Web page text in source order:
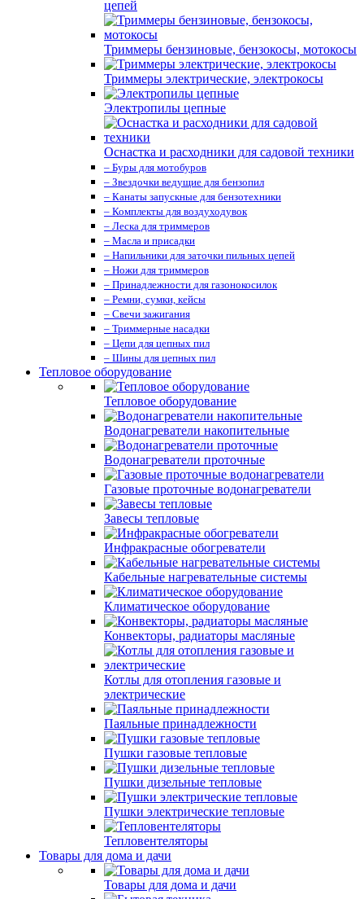
цепей
Триммеры бензиновые, бензокосы, мотокосы
Триммеры электрические, электрокосы
Электропилы цепные
Оснастка и расходники для садовой техники
– Буры для мотобуров
– Звездочки ведущие для бензопил
– Канаты запускные для бензотехники
– Комплекты для воздуходувок
– Леска для триммеров
– Масла и присадки
– Напильники для заточки пильных цепей
– Ножи для триммеров
– Принадлежности для газонокосилок
– Ремни, сумки, кейсы
– Свечи зажигания
– Триммерные насадки
– Цепи для цепных пил
– Шины для цепных пил
Тепловое оборудование
Тепловое оборудование
Водонагреватели накопительные
Водонагреватели проточные
Газовые проточные водонагреватели
Завесы тепловые
Инфракрасные обогреватели
Кабельные нагревательные системы
Климатическое оборудование
Конвекторы, радиаторы масляные
Котлы для отопления газовые и
электрические
Паяльные принадлежности
Пушки газовые тепловые
Пушки дизельные тепловые
Пушки электрические тепловые
Тепловентеляторы
Товары для дома и дачи
Товары для дома и дачи